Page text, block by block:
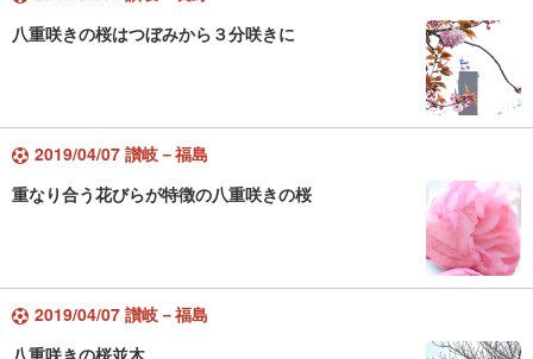
八重咲きの桜はつぼみから３分咲きに
2019/04/07 讃岐－福島
重なり合う花びらが特徴の八重咲きの桜
2019/04/07 讃岐－福島
八重咲きの桜並木